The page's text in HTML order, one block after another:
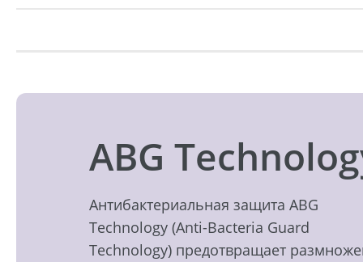
ABG
Антибактериальная защита ABG
Technology (Anti-Bacteria Guard
Technology) предотвращает